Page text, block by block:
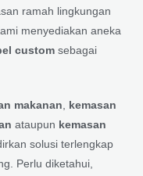
ramah lingkungan
menyediakan aneka
custom sebagai
makanan
kemasan
ataupun kemasan
solusi terlengkap
Perlu diketahui,